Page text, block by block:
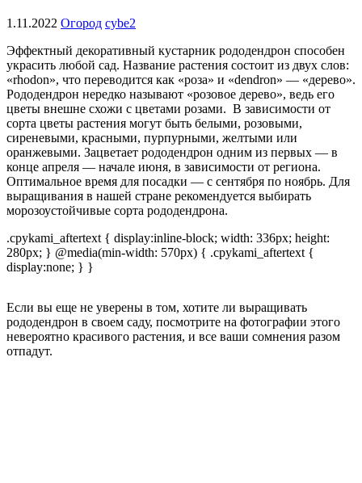
1.11.2022 Огород cybe2
Эффектный декоративный кустарник рододендрон способен
украсить любой сад. Название растения состоит из двух слов:
«rhodon», что переводится как «роза» и «dendron» ― «дерево».
Рододендрон нередко называют «розовое дерево», ведь его
цветы внешне схожи с цветами розами. В зависимости от
сорта цветы растения могут быть белыми, розовыми,
сиреневыми, красными, пурпурными, желтыми или
оранжевыми. Зацветает рододендрон одним из первых — в
конце апреля — начале июня, в зависимости от региона.
Оптимальное время для посадки — с сентября по ноябрь. Для
выращивания в нашей стране рекомендуется выбирать
морозоустойчивые сорта рододендрона.
.cpykami_aftertext { display:inline-block; width: 336px; height:
280px; } @media(min-width: 570px) { .cpykami_aftertext {
display:none; } }
Если вы еще не уверены в том, хотите ли выращивать
рододендрон в своем саду, посмотрите на фотографии этого
невероятно красивого растения, и все ваши сомнения разом
отпадут.